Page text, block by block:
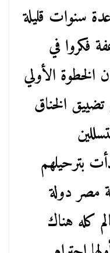
سنوات قليلة
فكروا في
الخطوة الأولي
الخناق
بترحيلهم
مصر دولة
كله هناك